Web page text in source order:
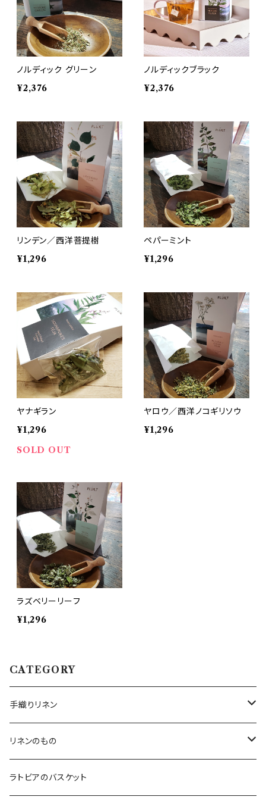
ノルディック グリーン
¥2,376
ノルディックブラック
¥2,376
リンデン／西洋菩提樹
¥1,296
ペパーミント
¥1,296
ヤナギラン
¥1,296
SOLD OUT
ヤロウ／西洋ノコギリソウ
¥1,296
ラズベリーリーフ
¥1,296
CATEGORY
手織りリネン
テーブルクロス
テーブルランナー
リネンのもの
キッチンアイテム
ラトビアのバスケット